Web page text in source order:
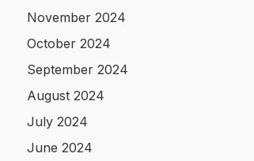
November 2024
October 2024
September 2024
August 2024
July 2024
June 2024